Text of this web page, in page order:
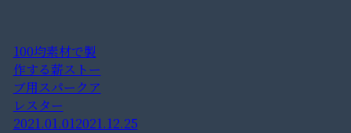
100均素材で製
作する薪ストー
ブ用スパークア
レスター
2021.01.012021.12.25